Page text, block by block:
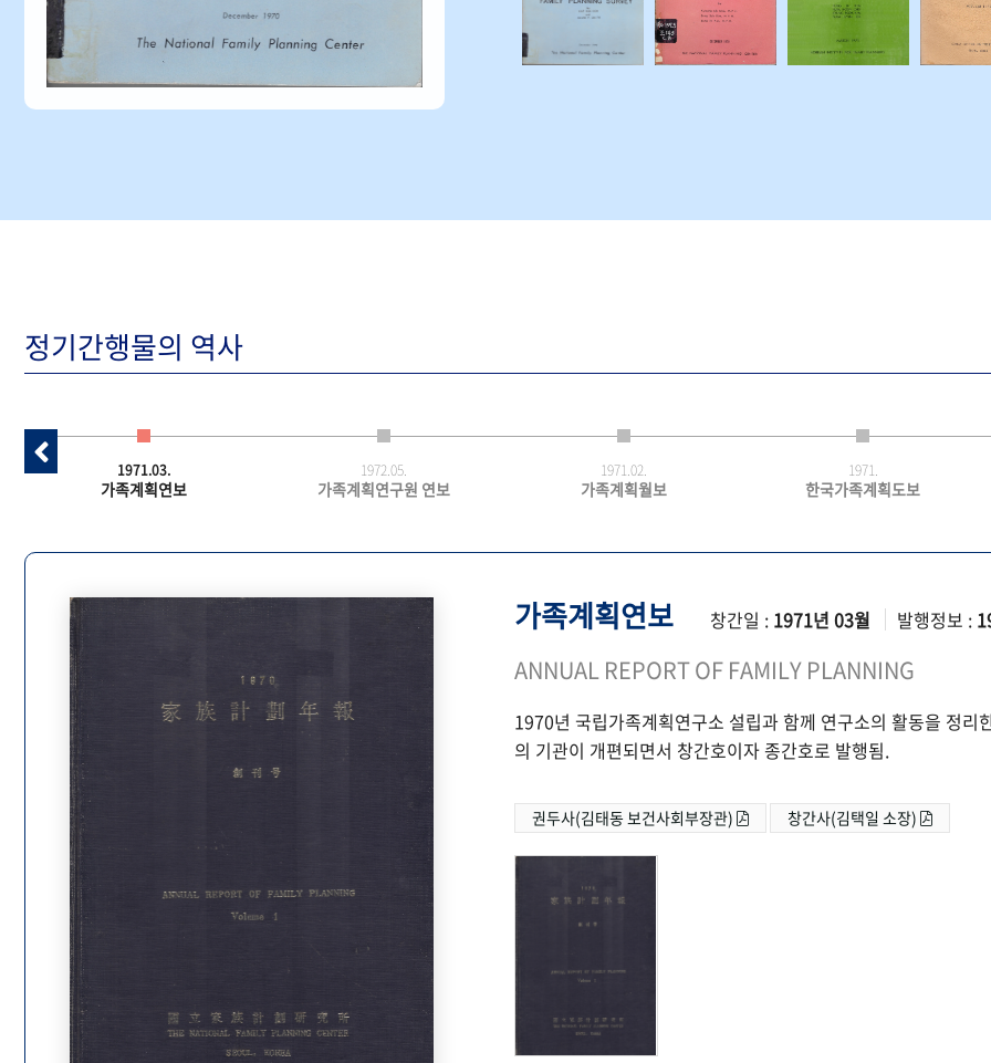
정기간행물의 역사
1971.03.
가족계획연보
1972.05.
가족계획연구원 연보
1971.02.
가족계획월보
1971.
한국가족계획도보
가족계획연보 창간일 : 1971년 03월 발행정보 :
ANNUAL REPORT OF FAMILY PLANNING
1970년 국립가족계획연구소 설립과 함께 연구소의 활동을 정
의 기관이 개편되면서 창간호이자 종간호로 발행됨.
권두사(김태동 보건사회부장관) 창간사(김택일 소장)